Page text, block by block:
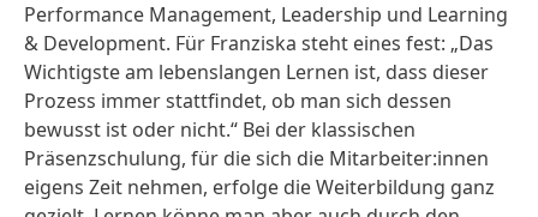
Performance Management, Leadership und Learning
& Development. Für Franziska steht eines fest: „Das
Wichtigste am lebenslangen Lernen ist, dass dieser
Prozess immer stattfindet, ob man sich dessen
bewusst ist oder nicht.“ Bei der klassischen
Präsenzschulung, für die sich die Mitarbeiter:innen
eigens Zeit nehmen, erfolge die Weiterbildung ganz